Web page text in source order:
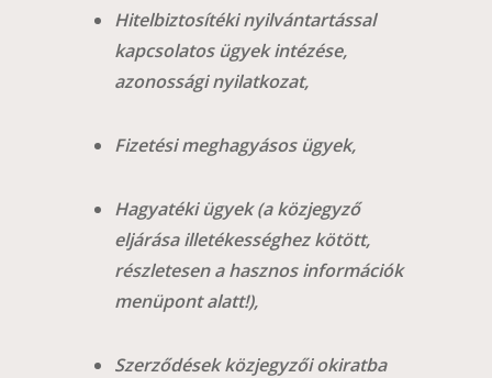
Hitelbiztosítéki nyilvántartással
kapcsolatos ügyek intézése,
azonossági nyilatkozat,
Fizetési meghagyásos ügyek,
Hagyatéki ügyek (a közjegyző
eljárása illetékességhez kötött,
részletesen a hasznos információk
menüpont alatt!),
Szerződések közjegyzői okiratba